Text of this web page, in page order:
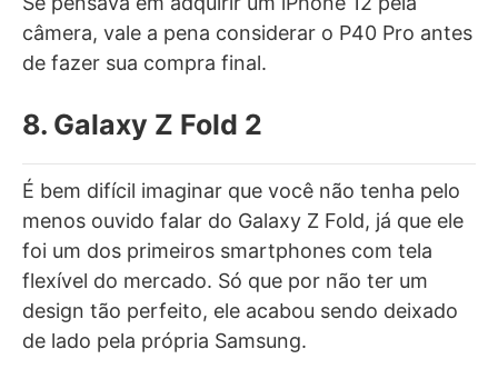
câmera, vale a pena considerar o P40 Pro antes
de fazer sua compra final.
8. Galaxy Z Fold 2
É bem difícil imaginar que você não tenha pelo
menos ouvido falar do Galaxy Z Fold, já que ele
foi um dos primeiros smartphones com tela
flexível do mercado. Só que por não ter um
design tão perfeito, ele acabou sendo deixado
de lado pela própria Samsung.